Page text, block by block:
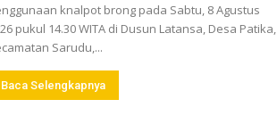
knalpot brong pada Sabtu, 8 Agustus
pukul 14.30 WITA di Dusun Latansa, Desa Patika,
Sarudu,...
Baca Selengkapnya